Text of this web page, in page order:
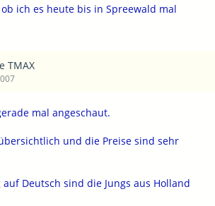
ich es heute bis in Spreewald mal
TMAX
mal angeschaut.
und die Preise sind sehr
Deutsch sind die Jungs aus Holland